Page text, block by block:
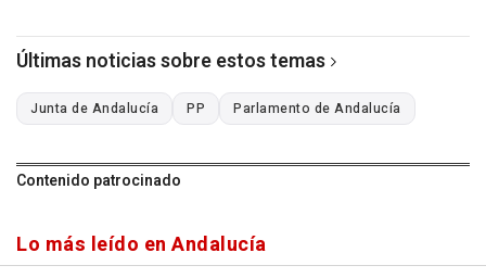
Últimas noticias sobre estos temas
Junta de Andalucía PP Parlamento de Andalucía
Contenido patrocinado
Lo más leído en Andalucía